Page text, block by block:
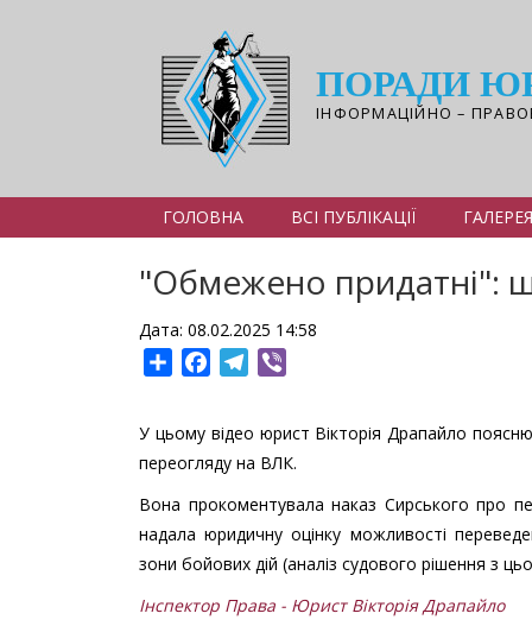
ПОРАДИ
ІНФОРМАЦІЙНО –
ГОЛОВНА ВСІ ПУБЛІКАЦІЇ ГАЛЕРЕЯ
"Обмежено придатні":
Дата: 08.02.2025 14:58
ShareFacebookTelegram
У цьому відео юрист Вікторія Драпайло
переогляду на ВЛК.
Вона прокоментувала наказ Сирського про
надала юридичну оцінку можливості
зони бойових дій (аналіз судового рішення з
Інспектор Права - Юрист Вікторія Драпайло